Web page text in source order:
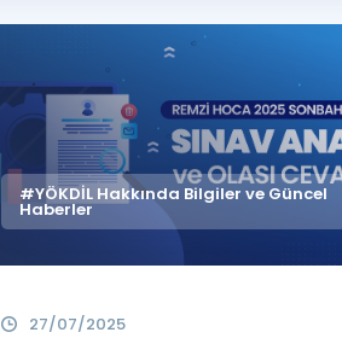
#YÖKDİL Hakkında Bilgiler ve Güncel
Haberler
27/07/2025